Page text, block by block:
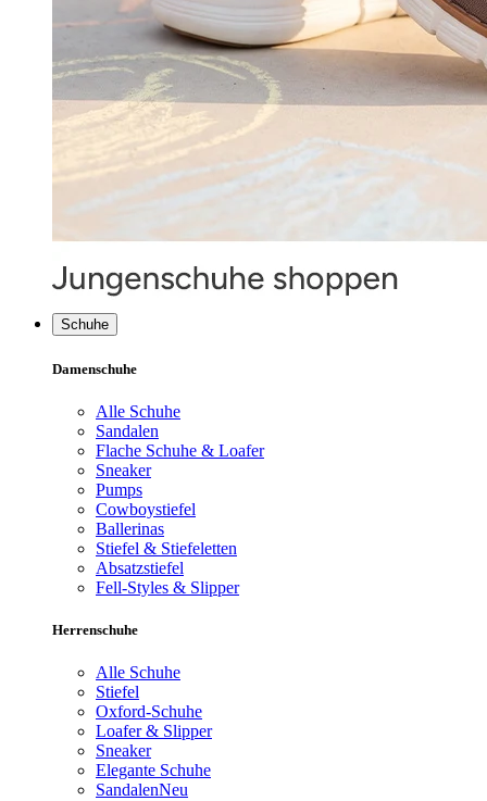
Schuhe
Damenschuhe
Alle Schuhe
Sandalen
Flache Schuhe & Loafer
Sneaker
Pumps
Cowboystiefel
Ballerinas
Stiefel & Stiefeletten
Absatzstiefel
Fell-Styles & Slipper
Herrenschuhe
Alle Schuhe
Stiefel
Oxford-Schuhe
Loafer & Slipper
Sneaker
Elegante Schuhe
SandalenNeu